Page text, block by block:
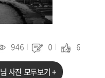
946 0 6
님 사진 모두보기 +